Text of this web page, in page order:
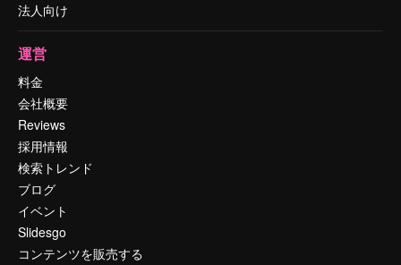
法人向け
運営
料金
会社概要
Reviews
採用情報
検索トレンド
ブログ
イベント
Slidesgo
コンテンツを販売する